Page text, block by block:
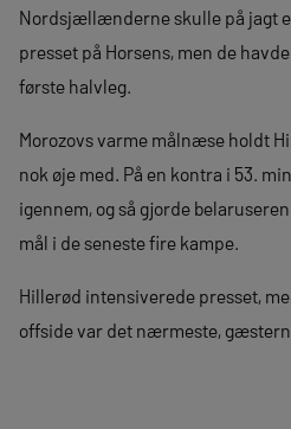
Nordsjællænderne skulle på jagt
presset på Horsens, men de
første halvleg.
Morozovs varme målnæse holdt
nok øje med. På en kontra i 53.
igennem, og så gjorde
mål i de seneste fire kampe.
Hillerød intensiverede presset,
offside var det nærmeste,